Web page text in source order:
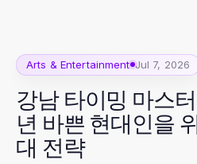
Arts & Entertainment Jul 7, 2026
강남 타이밍 마스
년 바쁜 현대인을
대 전략